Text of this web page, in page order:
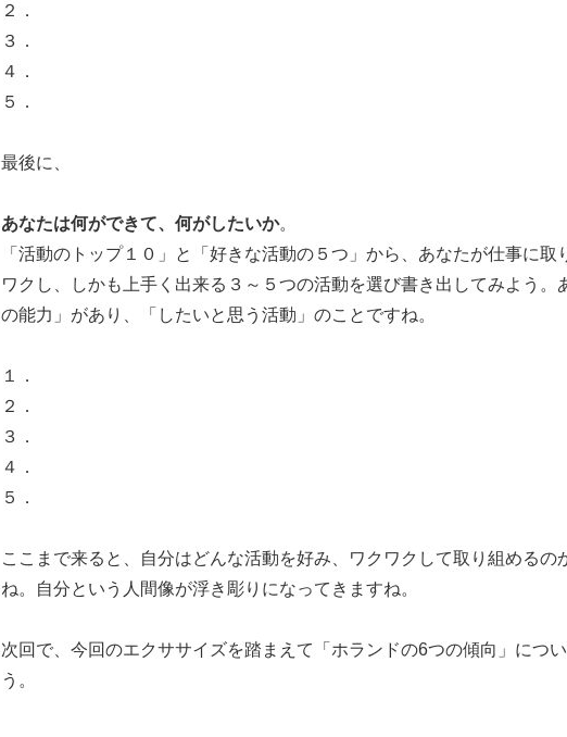
２．
３．
４．
５．
最後に、
あなたは何ができて、何がしたいか。
「活動のトップ１０」と「好きな活動の５つ」から、あなたが仕事に取
ワクし、しかも上手く出来る３～５つの活動を選び書き出してみよう。
の能力」があり、「したいと思う活動」のことですね。
１．
２．
３．
４．
５．
ここまで来ると、自分はどんな活動を好み、ワクワクして取り組めるの
ね。自分という人間像が浮き彫りになってきますね。
次回で、今回のエクササイズを踏まえて「ホランドの6つの傾向」につ
う。